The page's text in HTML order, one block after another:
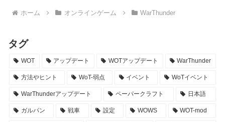
ホーム オンラインゲーム WarThunder
タグ
WOT アップデート WOTアップデート WarThunder
方法やヒント WoT-弱点 イベント WoTイベント
WarThunderアップデート ペーパークラフト 日本語
ガルパン 戦車 設定 WOWS WOT-mod